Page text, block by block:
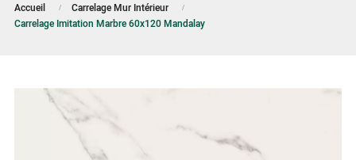
Accueil
Carrelage Mur Intérieur
Carrelage Imitation Marbre 60x120 Mandalay